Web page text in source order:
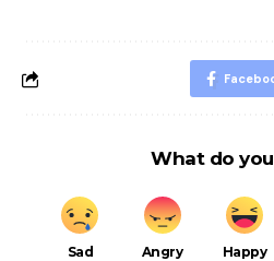
What do
Sad Angry Happy